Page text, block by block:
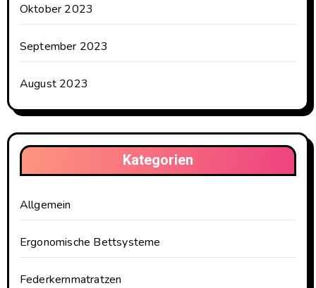
Oktober 2023
September 2023
August 2023
Kategorien
Allgemein
Ergonomische Bettsysteme
Federkernmatratzen